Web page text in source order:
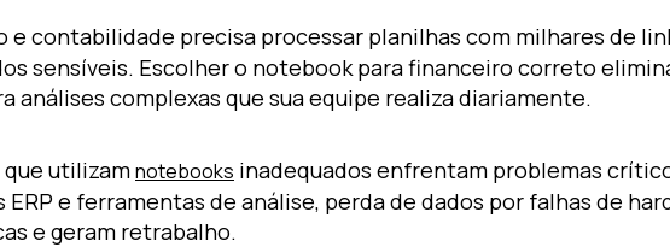
e contabilidade precisa processar planilhas com milhares de
sensíveis. Escolher o notebook para financeiro correto
análises complexas que sua equipe realiza diariamente.
utilizamnotebooks inadequados enfrentam problemas
e ferramentas de análise, perda de dados por falhas de
e geram retrabalho.